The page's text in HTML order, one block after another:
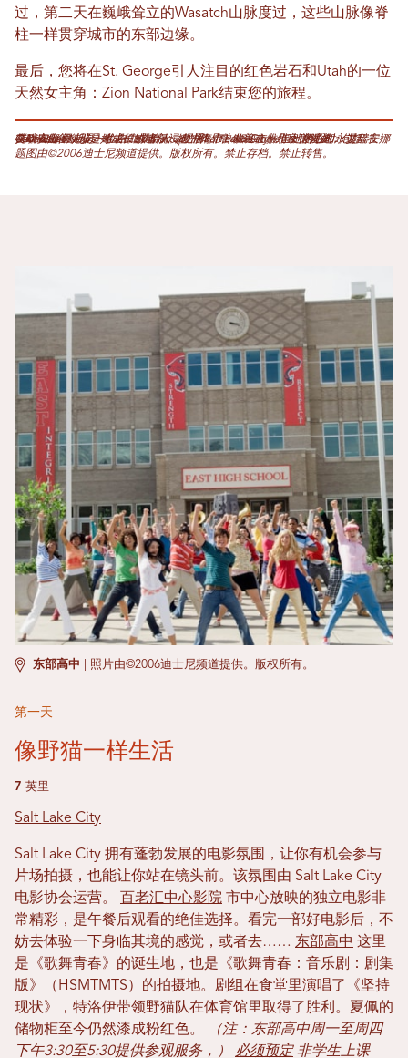
过，第二天在巍峨耸立的Wasatch山脉度过，这些山脉像脊
柱一样贯穿城市的东部边缘。
最后，您将在St. George引人注目的红色岩石和Utah的一位
天然女主角：Zion National Park结束您的旅程。
艾瑞安娜·里斯是一位自由撰稿人，现居Salt Lake City，但她的心却永远留在Cache山谷，那是她成长的地方。她的作品曾发表在十几家刊物上，包括《Deseret News》、《The Startup》和《The Beehive》。闲暇时，艾瑞安娜喜欢在山间徒步、攀岩，或者沉浸在书海中。欢迎在推特上关注她：@AriWRees
题图由©2006迪士尼频道提供。版权所有。禁止存档。禁止转售。
东部高中 照片由©2006迪士尼频道提供。版权所有。
第一天
像野猫一样生活
7 英里
Salt Lake City
Salt Lake City 拥有蓬勃发展的电影氛围，让你有机会参与
片场拍摄，也能让你站在镜头前。该氛围由 Salt Lake City
电影协会运营。
百老汇中心影院 市中心放映的独立电影非
常精彩，是午餐后观看的绝佳选择。看完一部好电影后，不
妨去体验一下身临其境的感觉，或者去…… 东部高中 这里
是《歌舞青春》的诞生地，也是《歌舞青春：音乐剧：剧集
版》（HSMTMTS）的拍摄地。剧组在食堂里演唱了《坚持
现状》，特洛伊带领野猫队在体育馆里取得了胜利。夏佩的
储物柜至今仍然漆成粉红色。
（注：东部高中周一至周四
下午3:30至5:30提供参观服务，）
必须预定非学生上课